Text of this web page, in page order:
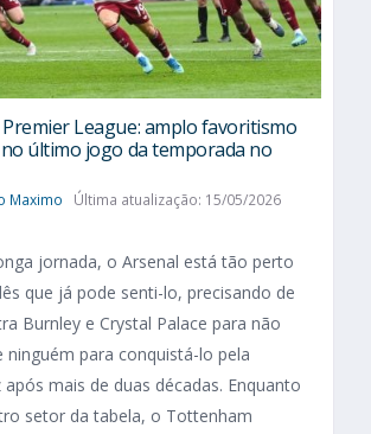
League: amplo favoritismo
último jogo da temporada no
Maximo Última atualização: 15/05/2026
jornada, o Arsenal está tão perto
que já pode senti-lo, precisando de
Burnley e Crystal Palace para não
ninguém para conquistá-lo pela
mais de duas décadas. Enquanto
setor da tabela, o Tottenham